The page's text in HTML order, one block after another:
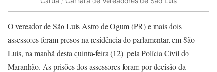
O vereador de São Luís Astro de Ogum (PR) e mais dois
assessores foram presos na residência do parlamentar, em São
Luís, na manhã desta quinta-feira (12), pela Polícia Civil do
Maranhão. As prisões dos assessores foram por decisão da